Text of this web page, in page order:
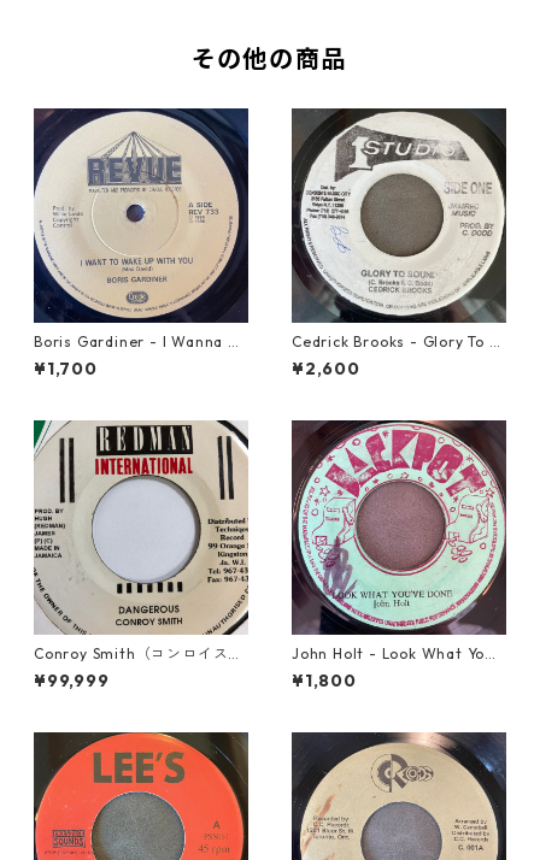
その他の商品
Boris Gardiner - I Wanna W
ake Up With You【7-2192
4】
¥1,700
Cedrick Brooks - Glory To S
ounds【7-21786】
¥2,600
Conroy Smith（コンロイスミ
ス） - Dangerous【7'】
¥99,999
John Holt - Look What Yo
u've Done【7-21817】
¥1,800